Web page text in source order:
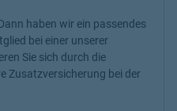
haben wir ein passendes
bei einer unserer
Sie sich durch die
Zusatzversicherung bei der